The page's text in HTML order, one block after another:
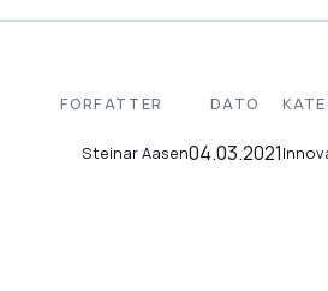
FORFATTER
Steinar Aasen
DATO
04.03.2021